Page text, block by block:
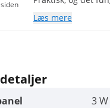
Læs mere
3 W